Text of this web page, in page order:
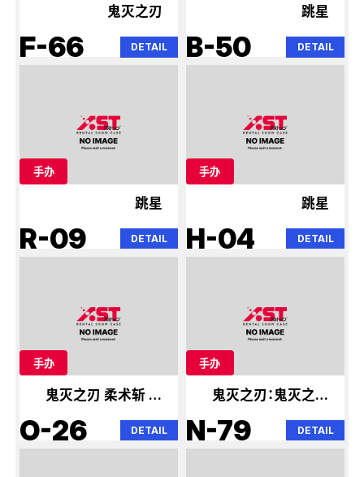
鬼灭之刃
F-66 DETAIL
跳星
B-50 DETAIL
手办
跳星
R-09 DETAIL
手办
跳星
H-04 DETAIL
手办
鬼灭之刃 柔术斩 电
锯男
O-26 DETAIL
手办
鬼灭之刃：鬼灭之刃
柔术会战
N-79 DETAIL